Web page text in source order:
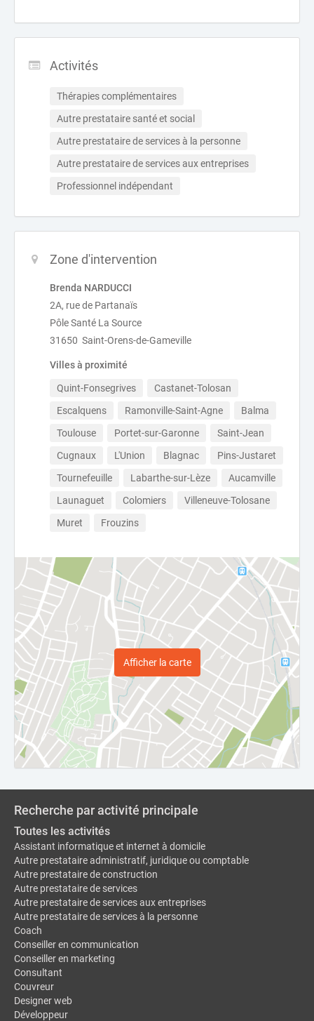
Activités
Thérapies complémentaires
Autre prestataire santé et social
Autre prestataire de services à la personne
Autre prestataire de services aux entreprises
Professionnel indépendant
Zone d'intervention
Brenda NARDUCCI
2A, rue de Partanaïs
Pôle Santé La Source
31650 Saint-Orens-de-Gameville
Villes à proximité
Quint-Fonsegrives
Castanet-Tolosan
Escalquens
Ramonville-Saint-Agne
Balma
Toulouse
Portet-sur-Garonne
Saint-Jean
Cugnaux
L'Union Blagnac
Pins-Justaret
Tournefeuille
Labarthe-sur-Lèze
Aucamville
Launaguet
Colomiers
Villeneuve-Tolosane
Muret
Frouzins
Afficher la carte
Recherche par activité principale
Toutes les activités
Assistant informatique et internet à domicile
Autre prestataire administratif, juridique ou comptable
Autre prestataire de construction
Autre prestataire de services
Autre prestataire de services aux entreprises
Autre prestataire de services à la personne
Coach
Conseiller en communication
Conseiller en marketing
Consultant
Couvreur
Designer web
Développeur